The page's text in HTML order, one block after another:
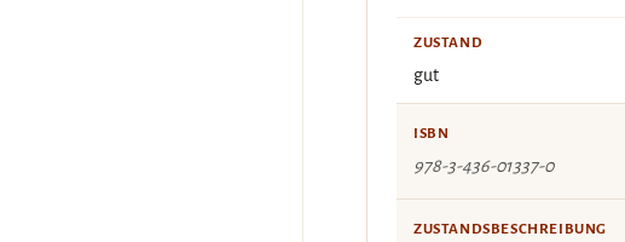
ZUSTAND
gut
ISBN
978-3-436-01337-0
ZUSTANDSBESCHREIBUNG